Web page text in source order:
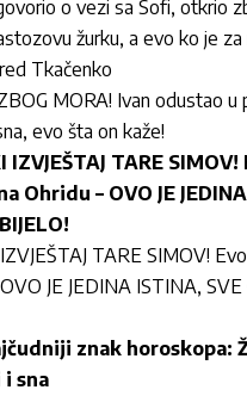
o vezi sa Sofi, otkrio
žurku, a evo ko je za
Tkačenko
MORA! Ivan odustao u
evo šta on kaže!
IZVJEŠTAJ TARE
Ohridu – OVO JE
IZVJEŠTAJ TARE SIMOV!
JE JEDINA ISTINA,
znak horoskopa:
sna